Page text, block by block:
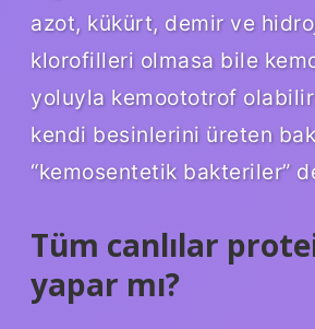
azot, kükürt, demir ve
klorofilleri olmasa bile
yoluyla kemoototrof
kendi besinlerini üreten
“kemosentetik bakteriler”
Tüm canlılar
yapar mı?